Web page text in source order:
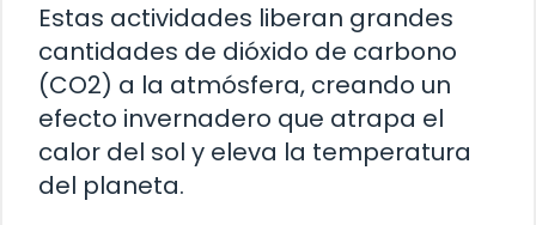
Estas actividades liberan grandes
cantidades de dióxido de carbono
(CO2) a la atmósfera, creando un
efecto invernadero que atrapa el
calor del sol y eleva la temperatura
del planeta.